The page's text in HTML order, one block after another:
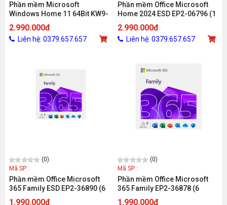
Phần mềm Microsoft
Windows Home 11 64Bit KW9-
00632
2.990.000đ
Liên hệ: 0379.657.657
Phần mềm Office Microsoft
Home 2024 ESD EP2-06796 (1
thiết bị/ Vĩnh viễn)
2.990.000đ
Liên hệ: 0379.657.657
(0)
Mã SP :
Phần mềm Office Microsoft
365 Family ESD EP2-36890 (6
người/ 5 thiết bị/ người/ 12
1.990.000đ
(0)
Mã SP :
Phần mềm Office Microsoft
365 Family EP2-36878 (6
người/ 5 thiết bị/ người/ 12
1.990.000đ